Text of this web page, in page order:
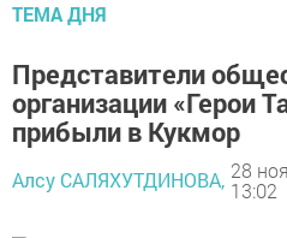
ТЕМА ДНЯ
Представители
организации «Герои
прибыли в Кукмор
Алсу САЛЯХУТДИНОВА, 28
13:02